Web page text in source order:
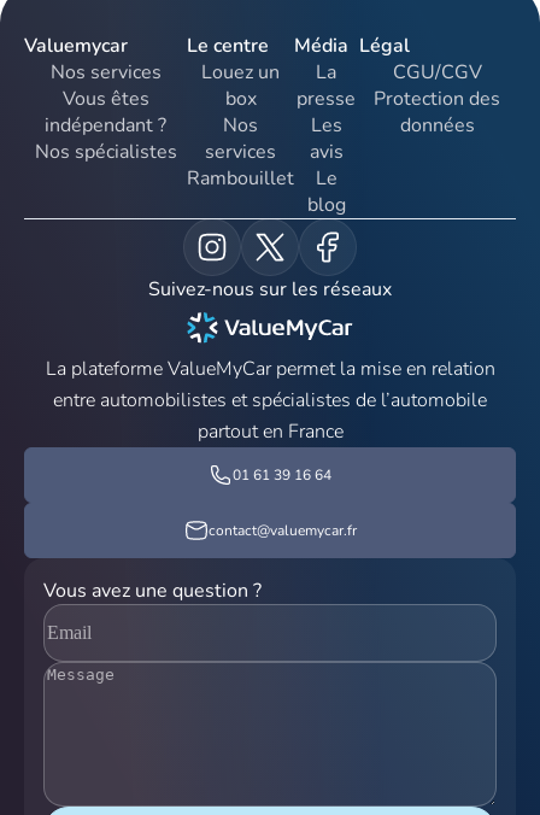
Valuemycar
Nos services
Vous êtes
indépendant ?
Nos spécialistes
Le centre
Louez un
box
Nos
services
Rambouillet
Média
La
presse
Les
avis
Le
blog
Légal
CGU/CGV
Protection des
données
Suivez-nous sur les réseaux
La plateforme ValueMyCar permet la mise en relation
entre automobilistes et spécialistes de l’automobile
partout en France
01 61 39 16 64
contact@valuemycar.fr
Vous avez une question ?